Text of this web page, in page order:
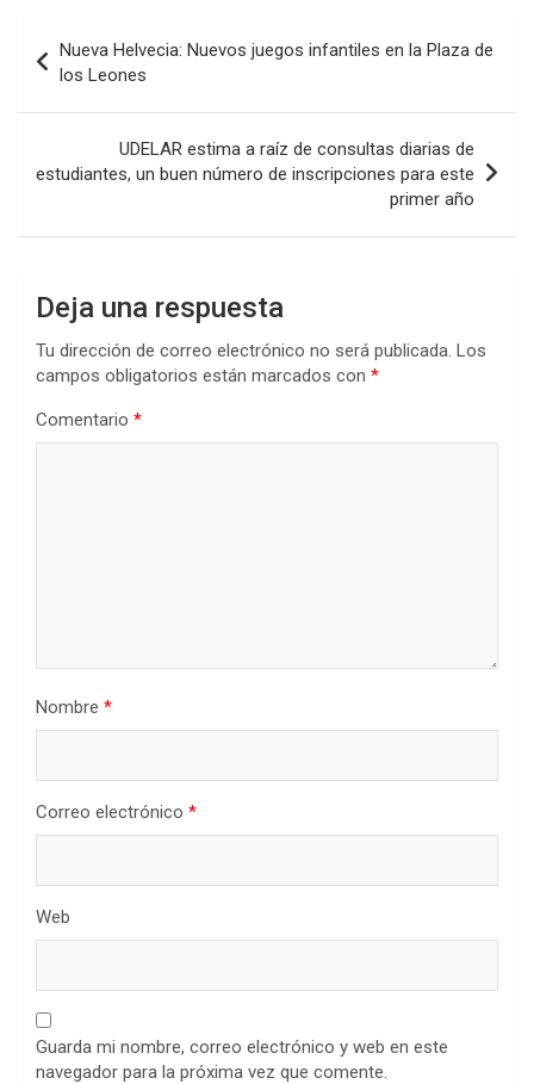
o
o
A
p
p
n
ar
tir
de
entradas
Nueva Helvecia: Nuevos juegos infantiles en la Plaza de
los Leones
UDELAR estima a raíz de consultas diarias de
estudiantes, un buen número de inscripciones para este
primer año
Deja una respuesta
Tu dirección de correo electrónico no será publicada. Los
campos obligatorios están marcados con *
Comentario *
Nombre *
Correo electrónico *
Web
Guarda mi nombre, correo electrónico y web en este
navegador para la próxima vez que comente.